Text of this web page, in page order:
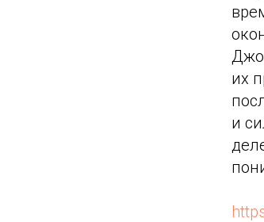
Джо
их
и